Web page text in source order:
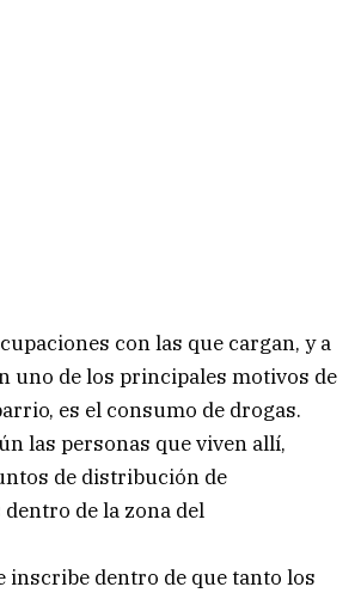
con las que cargan, y a
uno de los principales motivos de
es el consumo de drogas.
las personas que viven allí,
de distribución de
de la zona del
inscribe dentro de que tanto los